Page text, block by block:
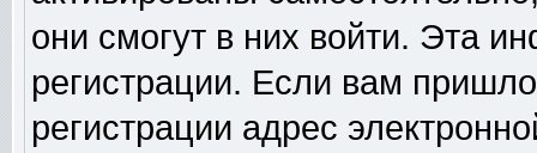
они смогут в них войти. Эта
регистрации. Если вам
регистрации адрес